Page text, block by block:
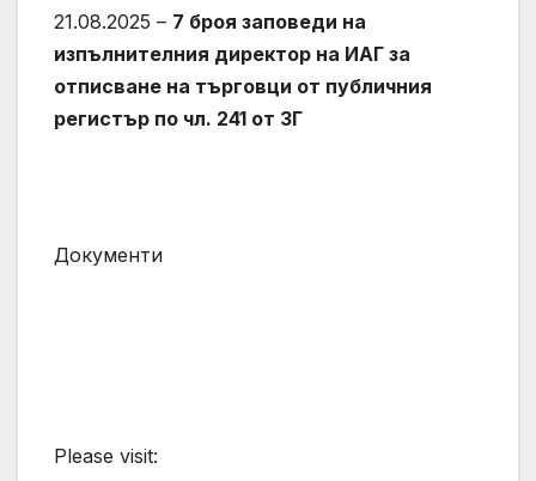
21.08.2025 – 7 броя заповеди на
изпълнителния директор на ИАГ за
отписване на търговци от публичния
регистър по чл. 241 от ЗГ
Документи
Please visit: